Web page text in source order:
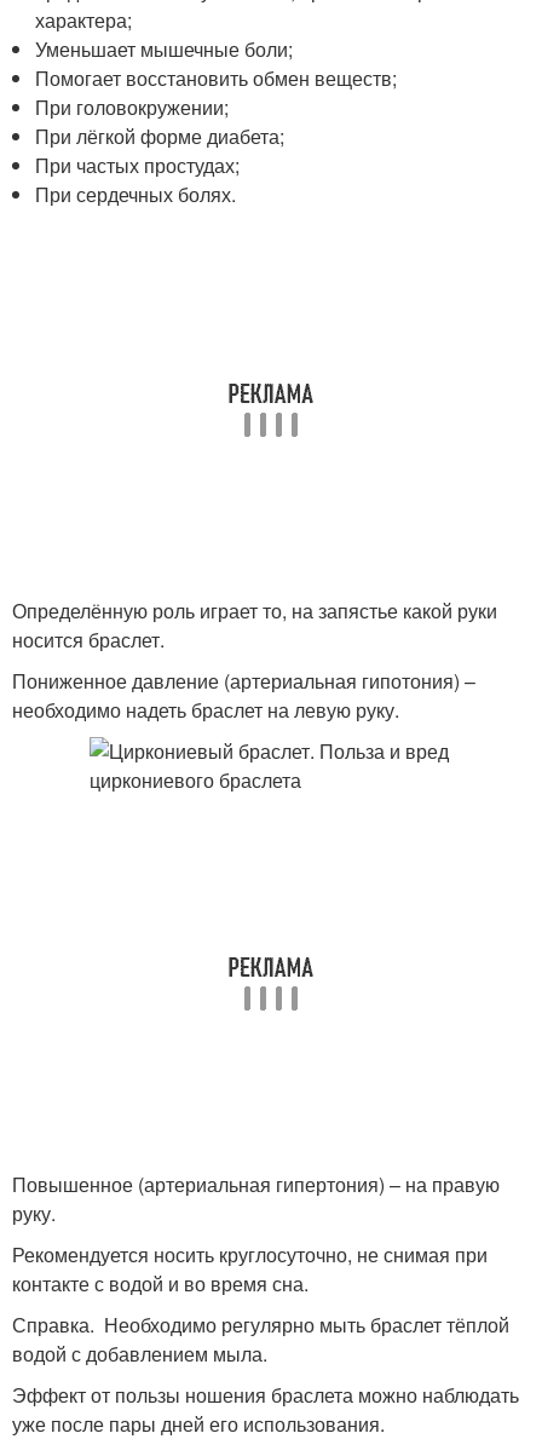
характера;
Уменьшает мышечные боли;
Помогает восстановить обмен веществ;
При головокружении;
При лёгкой форме диабета;
При частых простудах;
При сердечных болях.
Определённую роль играет то, на запястье какой руки
носится браслет.
Пониженное давление (артериальная гипотония) –
необходимо надеть браслет на левую руку.
Повышенное (артериальная гипертония) – на правую
руку.
Рекомендуется носить круглосуточно, не снимая при
контакте с водой и во время сна.
Справка. Необходимо регулярно мыть браслет тёплой
водой с добавлением мыла.
Эффект от пользы ношения браслета можно наблюдать
уже после пары дней его использования.